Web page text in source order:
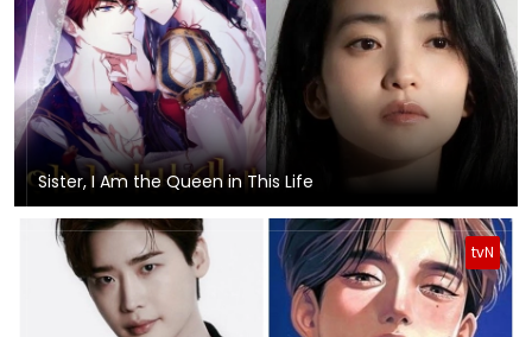
Sister, I Am the Queen in This Life
tvN